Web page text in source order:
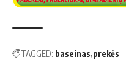
TAGGED: baseinas prekės